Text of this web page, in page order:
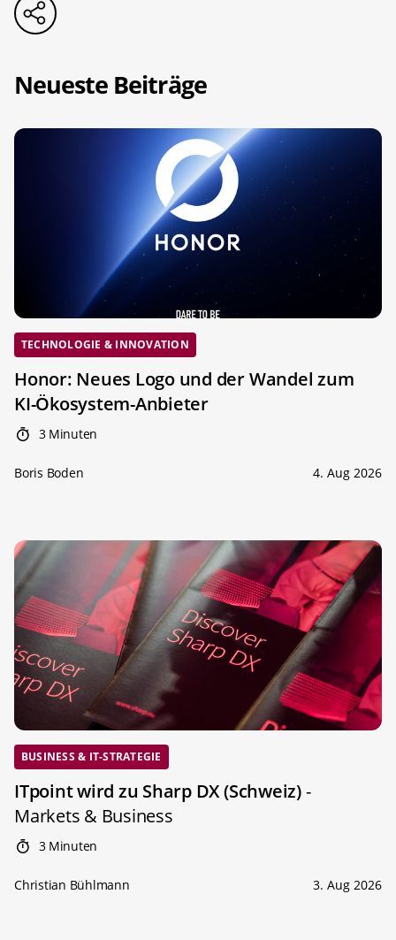
Neueste Beiträge
TECHNOLOGIE & INNOVATION
Honor: Neues Logo und der Wandel zum
KI-Ökosystem-Anbieter
3 Minuten
Boris Boden 4. Aug 2026
BUSINESS & IT-STRATEGIE
ITpoint wird zu Sharp DX (Schweiz)-
Markets & Business
3 Minuten
Christian Bühlmann 3. Aug 2026